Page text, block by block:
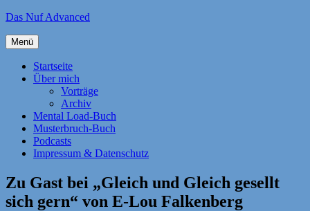
Zum
springen
Das Nuf Advanced
Menü
Startseite
Über mich
Vorträge
Archiv
Mental Load-Buch
Musterbruch-Buch
Podcasts
Impressum & Datenschutz
Zu Gast bei „Gleich und Gleich gesellt
sich gern“ von E-Lou Falkenberg